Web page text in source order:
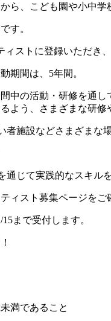
ら、こども園や小中
す。
ストに登録いただき
期間は、5年間。
中の活動・研修を通
よう、さまざまな研修
者施設などさまざまな
通じて実践的なスキル
ィスト募集ページをご
まで受付します。
満であること